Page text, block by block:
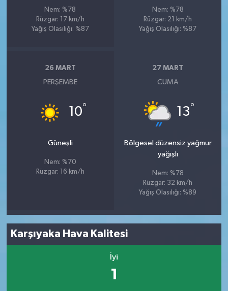
Nem: %78
Rüzgar: 17 km/h
Yağış Olasılığı: %87
Nem: %78
Rüzgar: 21 km/h
Yağış Olasılığı: %87
26 MART
PERŞEMBE
10°
Güneşli
Nem: %70
Rüzgar: 16 km/h
27 MART
CUMA
13°
Bölgesel düzensiz yağmur
yağışlı
Nem: %78
Rüzgar: 32 km/h
Yağış Olasılığı: %89
Karşıyaka Hava Kalitesi
İyi
1